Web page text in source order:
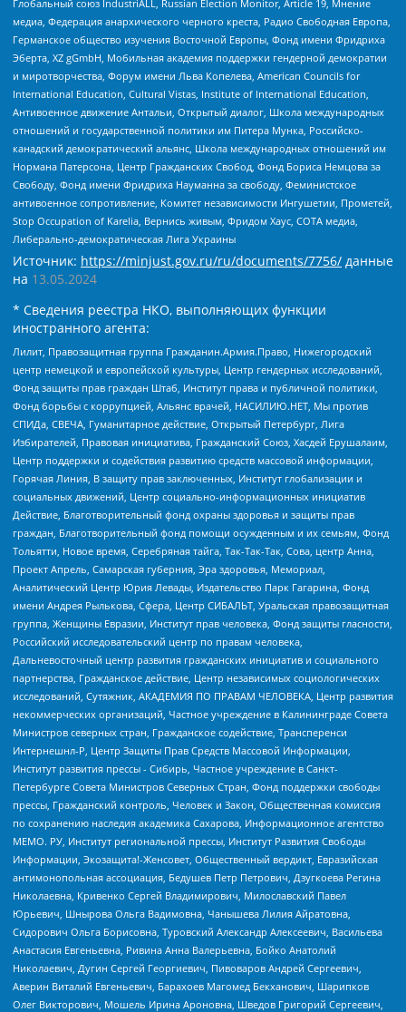
Глобальный союз IndustriALL, Russian Election Monitor, Article 19, Мнение
медиа, Федерация анархического черного креста, Радио Свободная Европа,
Германское общество изучения Восточной Европы, Фонд имени Фридриха
Эберта, XZ gGmbH, Мобильная академия поддержки гендерной демократии
и миротворчества, Форум имени Льва Копелева, American Councils for
International Education, Cultural Vistas, Institute of International Education,
Антивоенное движение Антальи, Открытый диалог, Школа международных
отношений и государственной политики им Питера Мунка, Российско-
канадский демократический альянс, Школа международных отношений им
Нормана Патерсона, Центр Гражданских Свобод, Фонд Бориса Немцова за
Свободу, Фонд имени Фридриха Науманна за свободу, Феминистское
антивоенное сопротивление, Комитет независимости Ингушетии, Прометей,
Stop Occupation of Karelia, Вернись живым, Фридом Хаус, СОТА медиа,
Либерально-демократическая Лига Украины
Источник: https://minjust.gov.ru/ru/documents/7756/ данные
на 13.05.2024
* Сведения реестра НКО, выполняющих функции
иностранного агента:
Лилит, Правозащитная группа Гражданин.Армия.Право, Нижегородский
центр немецкой и европейской культуры, Центр гендерных исследований,
Фонд защиты прав граждан Штаб, Институт права и публичной политики,
Фонд борьбы с коррупцией, Альянс врачей, НАСИЛИЮ.НЕТ, Мы против
СПИДа, СВЕЧА, Гуманитарное действие, Открытый Петербург, Лига
Избирателей, Правовая инициатива, Гражданский Союз, Хасдей Ерушалаим,
Центр поддержки и содействия развитию средств массовой информации,
Горячая Линия, В защиту прав заключенных, Институт глобализации и
социальных движений, Центр социально-информационных инициатив
Действие, Благотворительный фонд охраны здоровья и защиты прав
граждан, Благотворительный фонд помощи осужденным и их семьям, Фонд
Тольятти, Новое время, Серебряная тайга, Так-Так-Так, Сова, центр Анна,
Проект Апрель, Самарская губерния, Эра здоровья, Мемориал,
Аналитический Центр Юрия Левады, Издательство Парк Гагарина, Фонд
имени Андрея Рылькова, Сфера, Центр СИБАЛЬТ, Уральская правозащитная
группа, Женщины Евразии, Институт прав человека, Фонд защиты гласности,
Российский исследовательский центр по правам человека,
Дальневосточный центр развития гражданских инициатив и социального
партнерства, Гражданское действие, Центр независимых социологических
исследований, Сутяжник, АКАДЕМИЯ ПО ПРАВАМ ЧЕЛОВЕКА, Центр развития
некоммерческих организаций, Частное учреждение в Калининграде Совета
Министров северных стран, Гражданское содействие, Трансперенси
Интернешнл-Р, Центр Защиты Прав Средств Массовой Информации,
Институт развития прессы - Сибирь, Частное учреждение в Санкт-
Петербурге Совета Министров Северных Стран, Фонд поддержки свободы
прессы, Гражданский контроль, Человек и Закон, Общественная комиссия
по сохранению наследия академика Сахарова, Информационное агентство
МЕМО. РУ, Институт региональной прессы, Институт Развития Свободы
Информации, Экозащита!-Женсовет, Общественный вердикт, Евразийская
антимонопольная ассоциация, Бедушев Петр Петрович, Дзугкоева Регина
Николаевна, Кривенко Сергей Владимирович, Милославский Павел
Юрьевич, Шнырова Ольга Вадимовна, Чанышева Лилия Айратовна,
Сидорович Ольга Борисовна, Туровский Александр Алексеевич, Васильева
Анастасия Евгеньевна, Ривина Анна Валерьевна, Бойко Анатолий
Николаевич, Дугин Сергей Георгиевич, Пивоваров Андрей Сергеевич,
Аверин Виталий Евгеньевич, Барахоев Магомед Бекханович, Шарипков
Олег Викторович, Мошель Ирина Ароновна, Шведов Григорий Сергеевич,